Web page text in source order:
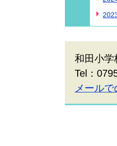
和田小学
Tel：
メール